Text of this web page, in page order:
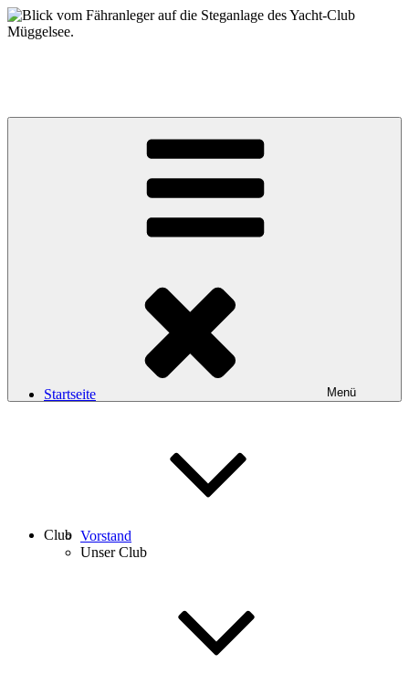
Zum
Inhalt
Menü
Startseite
Club Vorstand
Unser Club